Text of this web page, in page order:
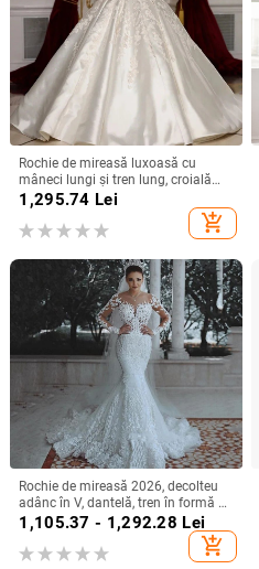
Rochie de mireasă luxoasă cu
mâneci lungi și tren lung, croială
slim, talie înaltă
1,295.74 Lei
add_shopping_cart
Rochie de mireasă 2026, decolteu
adânc în V, dantelă, tren în formă de
coadă de pește, stil european-
american
1,105.37 - 1,292.28 Lei
add_shopping_cart